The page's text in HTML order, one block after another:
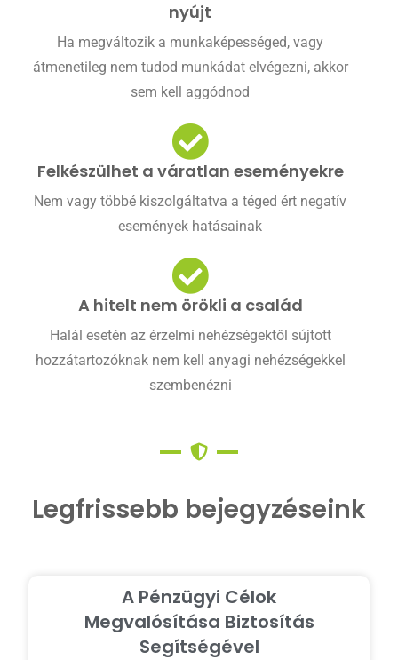
nyújt
Ha megváltozik a munkaképességed, vagy
átmenetileg nem tudod munkádat elvégezni, akkor
sem kell aggódnod
Felkészülhet a váratlan eseményekre
Nem vagy többé kiszolgáltatva a téged ért negatív
események hatásainak
A hitelt nem örökli a család
Halál esetén az érzelmi nehézségektől sújtott
hozzátartozóknak nem kell anyagi nehézségekkel
szembenézni
Legfrissebb bejegyzéseink
A Pénzügyi Célok
Megvalósítása Biztosítás
Segítségével